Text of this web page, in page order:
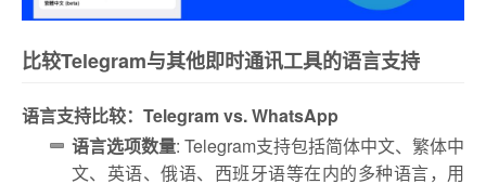
比较Telegram与其他即时通讯工具的语言支持
语言支持比较：Telegram vs. WhatsApp
语言选项数量: Telegram支持包括简体中文、繁体中
文、英语、俄语、西班牙语等在内的多种语言，用